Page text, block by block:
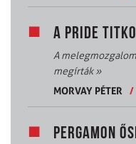
A PRIDE
A
megírták»
MORVAY PÉTER
/
PERGAMON